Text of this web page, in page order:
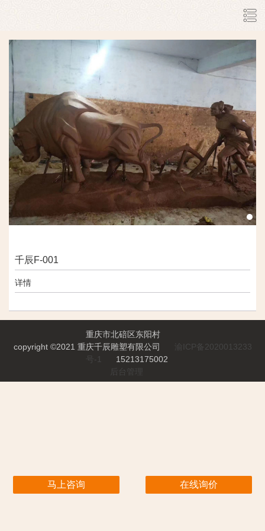
千辰F-001
详情
马上咨询 在线询价
重庆市北碚区东阳村
copyright ©2021 重庆千辰雕塑有限公司
渝ICP备2020013233
号-1
15213175002
后台管理